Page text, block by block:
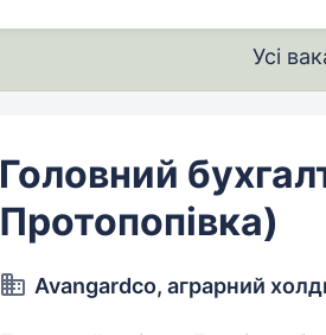
Усі
Головний
Протопопівка)
Avangardco, аграрний